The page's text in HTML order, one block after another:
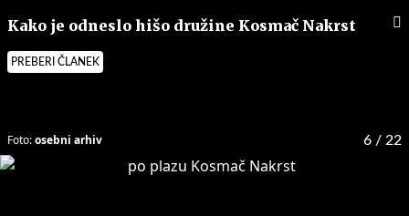
Kako je odneslo hišo družine Kosmač Nakrst
PREBERI ČLANEK
6 / 22
Foto:osebni arhiv